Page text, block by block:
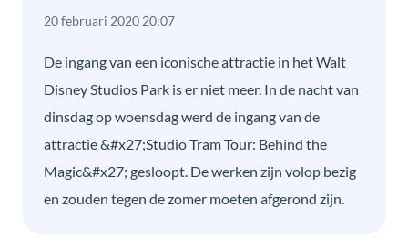
20 februari 2020 20:07
De ingang van een iconische attractie in het Walt
Disney Studios Park is er niet meer. In de nacht van
dinsdag op woensdag werd de ingang van de
attractie &#x27;Studio Tram Tour: Behind the
Magic&#x27; gesloopt. De werken zijn volop bezig
en zouden tegen de zomer moeten afgerond zijn.